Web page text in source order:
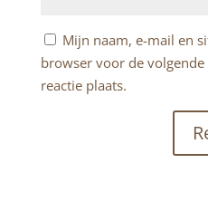
Mijn naam, e-mail en
browser voor de
reactie plaats.